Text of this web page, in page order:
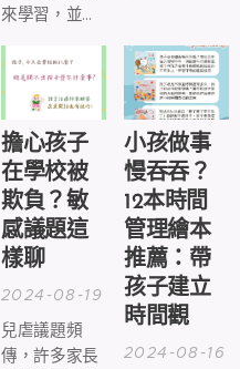
來學習，並藉
感。
力。
擔心孩子
在學校被
欺負？敏
感議題這
樣聊
2024-08-19
兒虐議題頻
傳，許多家長
小孩做事
慢吞吞？
12本時間
管理繪本
推薦：帶
孩子建立
時間觀
2024-08-16